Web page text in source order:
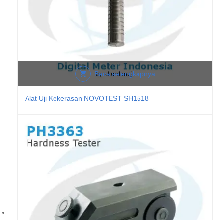
Baca selengkapnya
Alat Uji Kekerasan NOVOTEST SH1518